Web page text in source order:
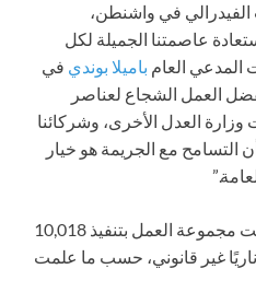
الفيدرالي في واشنطن،
عاصمتنا الجميلة لكل
المدعي العام باميلا بوندي في
العمل الشجاع لعناصر
العدل الأخرى، وشركائنا
أن التسامح مع الجريمة هو خيار
اعتبارًا من صباح الخميس، قامت مجموعة العمل بتنفيذ 10,018
1,036 سلاحًا ناريًا غير قانوني، حسب ما علمت